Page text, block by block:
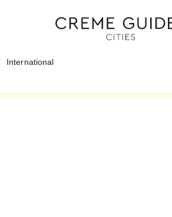
International